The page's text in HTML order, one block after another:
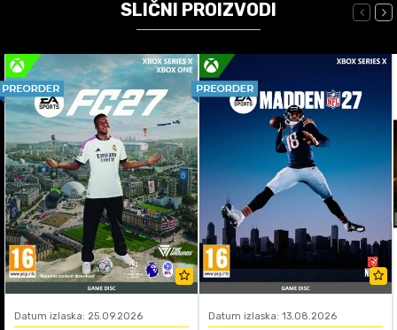
SLIČNI PROIZVODI
Datum izlaska: 25.09.2026 Datum izlaska: 13.08.2026